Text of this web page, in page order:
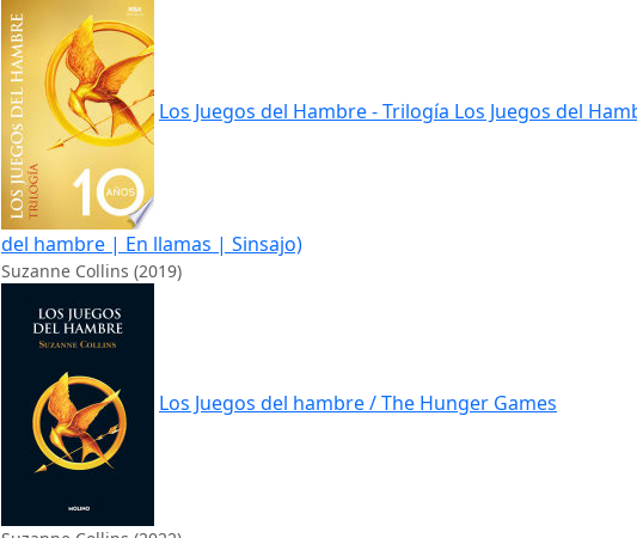
Los Juegos del Hambre - Trilogía Los Juegos del
del hambre | En llamas | Sinsajo)
Suzanne Collins (2019)
Los Juegos del hambre / The Hunger Games